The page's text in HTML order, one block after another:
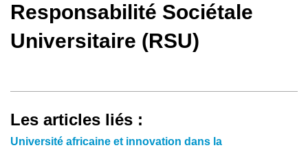
Responsabilité Sociétale
Universitaire (RSU)
Les articles liés :
Université africaine et innovation dans la